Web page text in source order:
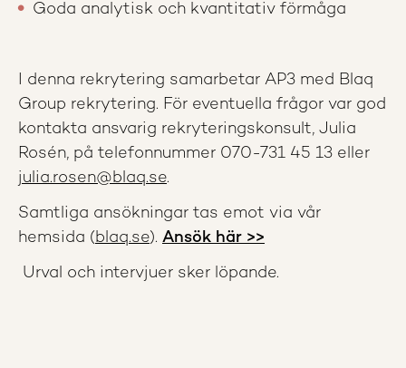
Goda analytisk och kvantitativ förmåga
I denna rekrytering samarbetar AP3 med Blaq
Group rekrytering. För eventuella frågor var god
kontakta ansvarig rekryteringskonsult, Julia
Rosén, på telefonnummer 070-731 45 13 eller
julia.rosen@blaq.se.
Samtliga ansökningar tas emot via vår
hemsida (blaq.se). Ansök här >>
Urval och intervjuer sker löpande.